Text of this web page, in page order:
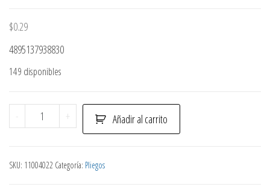
$0.29
4895137938830
149 disponibles
-
Pliego
Papel
Celeste
+ Añadir al carrito
SKU: 11004022 Categoría: Pliegos